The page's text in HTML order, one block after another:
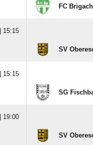
FC
15:15
SV
15:15
SG
19:00
SV